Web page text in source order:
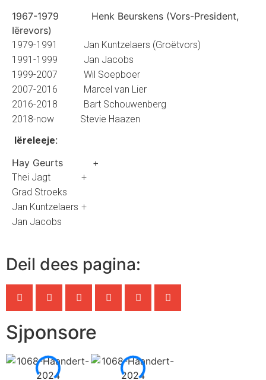
1967-1979 Henk Beurskens (Vors-President,
Iërevors)
1979-1991
Jan Kuntzelaers (Groëtvors)
1991-1999
Jan Jacobs
1999-2007
Wil Soepboer
2007-2016
Marcel van Lier
2016-2018
Bart Schouwenberg
2018-now Stevie Haazen
Iëreleeje:
Hay Geurts +
Thei Jagt
+
Grad Stroeks
Jan Kuntzelaers +
Jan Jacobs
Deil dees pagina:
Sjponsore